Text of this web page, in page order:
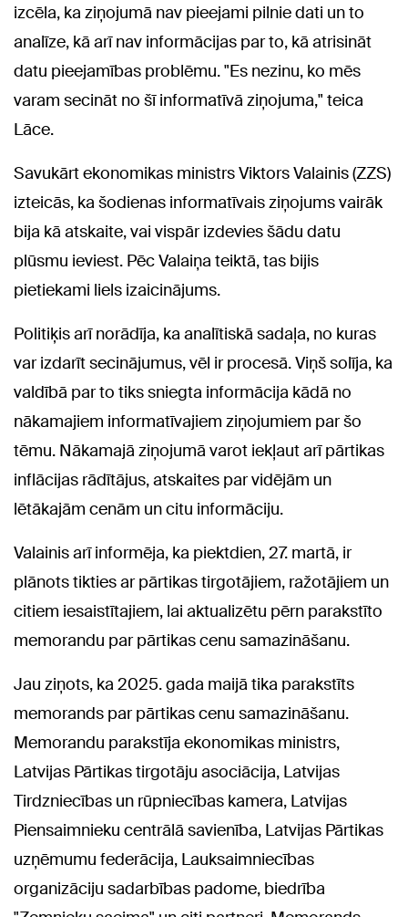
izcēla, ka ziņojumā nav pieejami pilnie dati un to
analīze, kā arī nav informācijas par to, kā atrisināt
datu pieejamības problēmu. "Es nezinu, ko mēs
varam secināt no šī informatīvā ziņojuma," teica
Lāce.
Savukārt ekonomikas ministrs Viktors Valainis (ZZS)
izteicās, ka šodienas informatīvais ziņojums vairāk
bija kā atskaite, vai vispār izdevies šādu datu
plūsmu ieviest. Pēc Valaiņa teiktā, tas bijis
pietiekami liels izaicinājums.
Politiķis arī norādīja, ka analītiskā sadaļa, no kuras
var izdarīt secinājumus, vēl ir procesā. Viņš solīja, ka
valdībā par to tiks sniegta informācija kādā no
nākamajiem informatīvajiem ziņojumiem par šo
tēmu. Nākamajā ziņojumā varot iekļaut arī pārtikas
inflācijas rādītājus, atskaites par vidējām un
lētākajām cenām un citu informāciju.
Valainis arī informēja, ka piektdien, 27. martā, ir
plānots tikties ar pārtikas tirgotājiem, ražotājiem un
citiem iesaistītajiem, lai aktualizētu pērn parakstīto
memorandu par pārtikas cenu samazināšanu.
Jau ziņots, ka 2025. gada maijā tika parakstīts
memorands par pārtikas cenu samazināšanu.
Memorandu parakstīja ekonomikas ministrs,
Latvijas Pārtikas tirgotāju asociācija, Latvijas
Tirdzniecības un rūpniecības kamera, Latvijas
Piensaimnieku centrālā savienība, Latvijas Pārtikas
uzņēmumu federācija, Lauksaimniecības
organizāciju sadarbības padome, biedrība